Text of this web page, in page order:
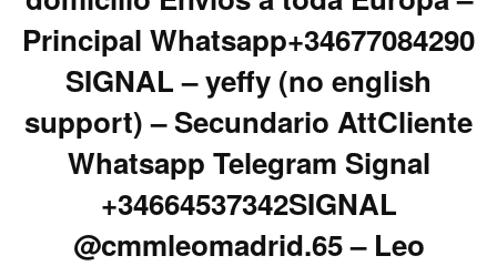
Principal Whatsapp+34677084290
SIGNAL – yeffy (no english
support) – Secundario AttCliente
Whatsapp Telegram Signal
+34664537342SIGNAL
@cmmleomadrid.65 – Leo